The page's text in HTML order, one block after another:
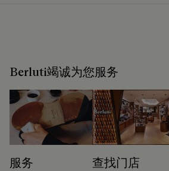
Berluti竭诚为您服务
服务 查找门店